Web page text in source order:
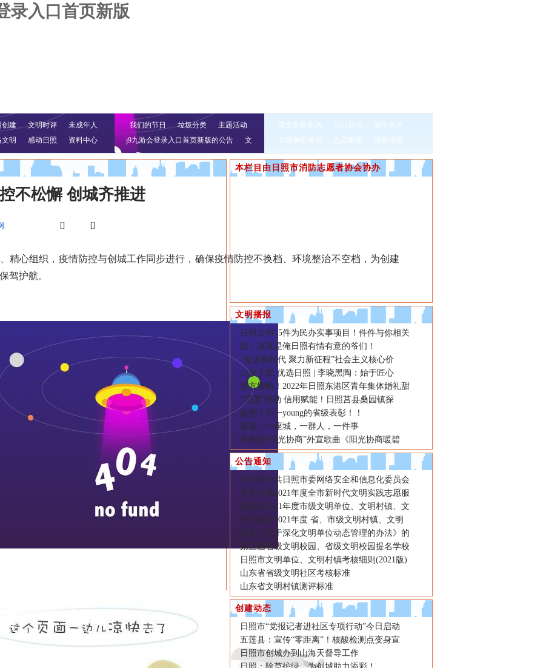
录入口首页新版
创建 文明时评
未成年人
明
感动日照 资料中心
我们的节日 垃圾分类
主题活动
j9九游会登录入口首页新版的公告
文
明行动
讲文明树新风 日出初光
城市名片
文明单位展示
志愿服务 我要投稿
不松懈 创城齐推进
[] []
心组织，疫情防控与创城工作同步进行，确保疫情防控不换档、环境整治不空档，为创建
驾护航。
本栏目由日照市消防志愿者协会协办
文明播报
日照公布15件为民办实事项目！件件与你相关
瞧！这就是俺日照有情有意的爷们！
“奋进新时代 聚力新征程”社会主义核心价
山东手造·优选日照 | 李晓黑陶：始于匠心
官方撒糖！2022年日照东港区青年集体婚礼甜
“四进”联动 信用赋能！日照莒县桑园镇探
超赞！不一young的省级表彰！！
莒县：一座城，一群人，一件事
市政协“阳光协商”外宣歌曲《阳光协商暖碧
公告通知
2022年中共日照市委网络安全和信息化委员会
关于公布2021年度全市新时代文明实践志愿服
日照市2021年度市级文明单位、文明村镇、文
关于做好2021年度 省、市级文明村镇、文明
印发《关于深化文明单位动态管理的办法》的
第三届省级文明校园、省级文明校园提名学校
日照市文明单位、文明村镇考核细则(2021版)
山东省省级文明社区考核标准
山东省文明村镇测评标准
创建动态
日照市“党报记者进社区专项行动”今日启动
五莲县：宣传“零距离”！核酸检测点变身宣
日照市创城办到山海天督导工作